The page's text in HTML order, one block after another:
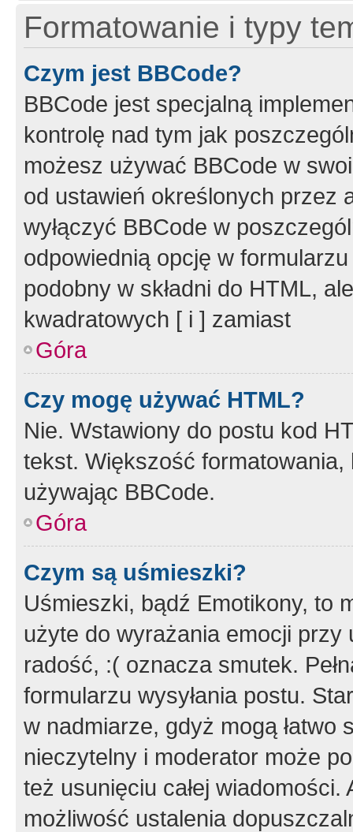
Formatowanie i typy
Czym jest BBCode?
BBCode jest specjalną
kontrolę nad tym jak
możesz używać BBCode w
od ustawień określonych przez
wyłączyć BBCode w
odpowiednią opcję w
podobny w składni do HTML,
kwadratowych [ i ] zamiast
Góra
Czy mogę używać HTML?
Nie. Wstawiony do postu kod
tekst. Większość
używając BBCode.
Góra
Czym są uśmieszki?
Uśmieszki, bądź Emotikony, to
użyte do wyrażania emocji
radość, :( oznacza smutek.
formularzu wysyłania postu.
w nadmiarze, gdyż mogą
nieczytelny i moderator może
też usunięciu całej
możliwość ustalenia